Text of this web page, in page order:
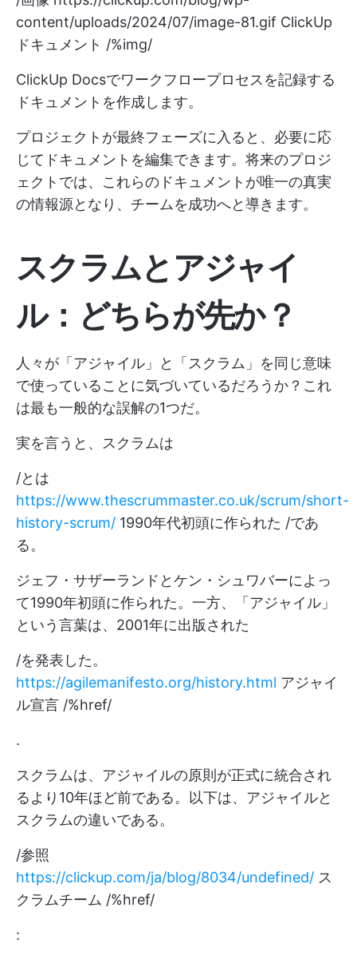
content/uploads/2024/07/image-81.gif ClickUp
ドキュメント /%img/
ClickUp Docsでワークフロープロセスを記録する
ドキュメントを作成します。
プロジェクトが最終フェーズに入ると、必要に応
じてドキュメントを編集できます。将来のプロジ
ェクトでは、これらのドキュメントが唯一の真実
の情報源となり、チームを成功へと導きます。
スクラムとアジャイ
ル：どちらが先か？
人々が「アジャイル」と「スクラム」を同じ意味
で使っていることに気づいているだろうか？これ
は最も一般的な誤解の1つだ。
実を言うと、スクラムは
/とは
https://www.thescrummaster.co.uk/scrum/short-
history-scrum/ 1990年代初頭に作られた /であ
る。
ジェフ・サザーランドとケン・シュワバーによっ
て1990年初頭に作られた。一方、「アジャイル」
という言葉は、2001年に出版された
/を発表した。
https://agilemanifesto.org/history.html アジャイ
ル宣言 /%href/
.
スクラムは、アジャイルの原則が正式に統合され
るより10年ほど前である。以下は、アジャイルと
スクラムの違いである。
/参照
https://clickup.com/ja/blog/8034/undefined/ ス
クラムチーム /%href/
: